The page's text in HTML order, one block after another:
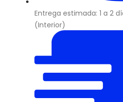
Entrega estimada: 1 a 2
(Interior)